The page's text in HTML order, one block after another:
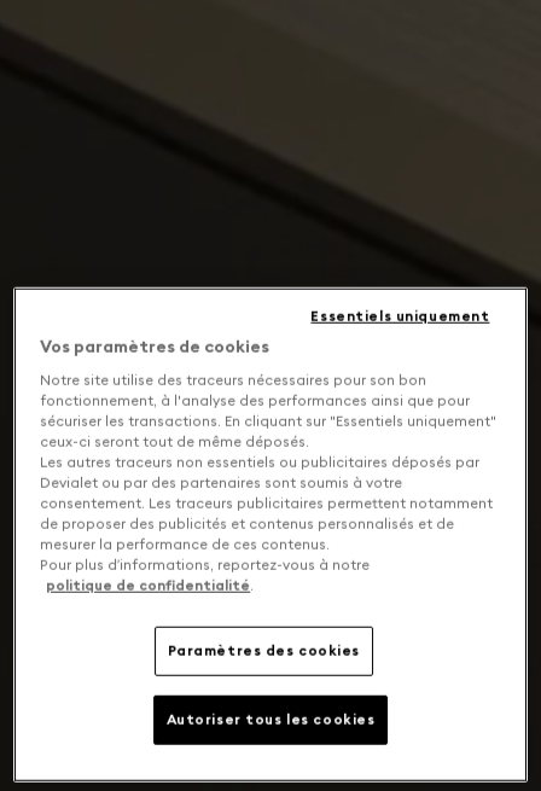
Vos paramètres de cookies
Notre site utilise des traceurs nécessaires pour son bon
fonctionnement, à l'analyse des performances ainsi que pour
sécuriser les transactions. En cliquant sur "Essentiels uniquement"
ceux-ci seront tout de même déposés.
Les autres traceurs non essentiels ou publicitaires déposés par
Devialet ou par des partenaires sont soumis à votre
consentement. Les traceurs publicitaires permettent notamment
de proposer des publicités et contenus personnalisés et de
mesurer la performance de ces contenus.
Pour plus d’informations, reportez-vous à notre
politique de confidentialité.
Paramètres des cookies
Essentiels uniquement
Autoriser tous les cookies